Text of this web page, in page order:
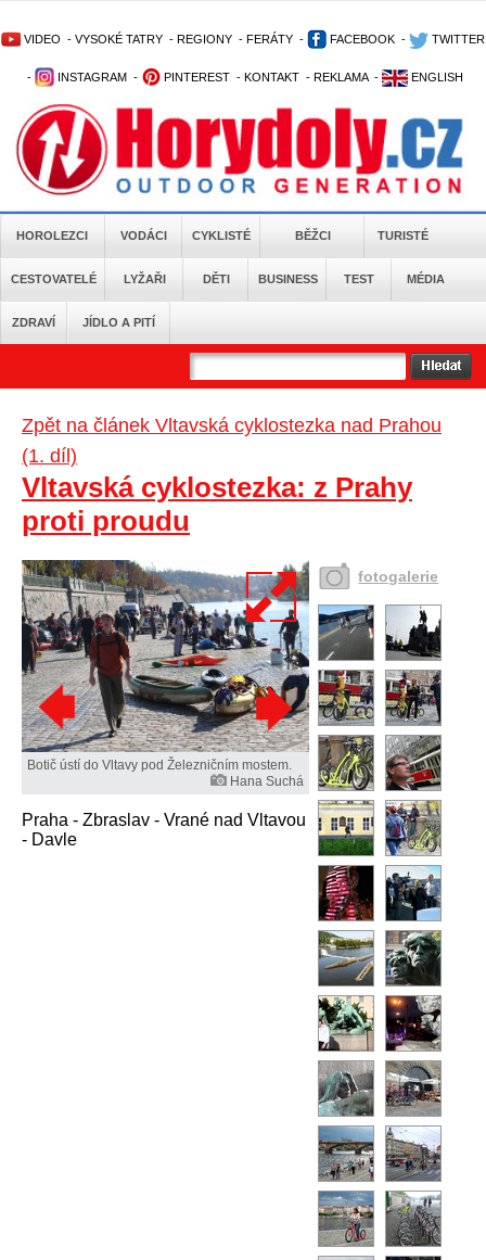
VIDEO - VYSOKÉ TATRY - REGIONY - FERÁTY - FACEBOOK - TWITTER
- INSTAGRAM - PINTEREST - KONTAKT - REKLAMA - ENGLISH
HOROLEZCI VODÁCI CYKLISTÉ BĚŽCI TURISTÉ
CESTOVATELÉ LYŽAŘI DĚTI BUSINESS TEST MÉDIA
ZDRAVÍ JÍDLO A PITÍ
Zpět na článek Vltavská cyklostezka nad Prahou
(1. díl)
Vltavská cyklostezka: z Prahy
proti proudu
Botič ústí do Vltavy pod Železničním mostem.
Hana Suchá
Praha - Zbraslav - Vrané nad Vltavou
- Davle
fotogalerie